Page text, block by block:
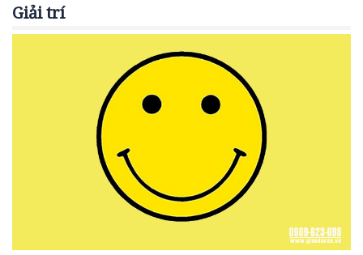
Giải trí